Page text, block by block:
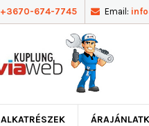
+3670-674-7745 Email:
ALKATRÉSZEK